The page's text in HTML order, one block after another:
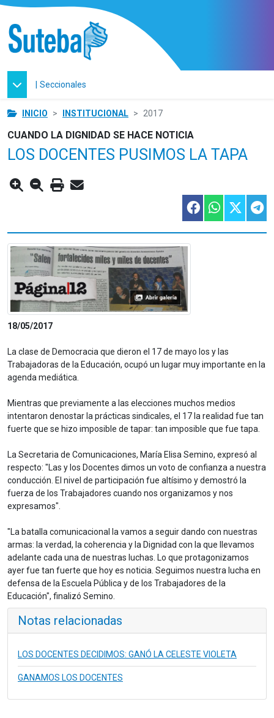
| Seccionales
INICIO INSTITUCIONAL 2017
CUANDO LA DIGNIDAD SE HACE NOTICIA
LOS DOCENTES PUSIMOS LA TAPA
18/05/2017
La clase de Democracia que dieron el 17 de mayo los y las
Trabajadoras de la Educación, ocupó un lugar muy importante en la
agenda mediática.
Mientras que previamente a las elecciones muchos medios
intentaron denostar la prácticas sindicales, el 17 la realidad fue tan
fuerte que se hizo imposible de tapar: tan imposible que fue tapa.
La Secretaria de Comunicaciones, María Elisa Semino, expresó al
respecto: "Las y los Docentes dimos un voto de confianza a nuestra
conducción. El nivel de participación fue altísimo y demostró la
fuerza de los Trabajadores cuando nos organizamos y nos
expresamos".
"La batalla comunicacional la vamos a seguir dando con nuestras
armas: la verdad, la coherencia y la Dignidad con la que llevamos
adelante cada una de nuestras luchas. Lo que protagonizamos
ayer fue tan fuerte que hoy es noticia. Seguimos nuestra lucha en
defensa de la Escuela Pública y de los Trabajadores de la
Educación", finalizó Semino.
Notas relacionadas
LOS DOCENTES DECIDIMOS: GANÓ LA CELESTE VIOLETA
GANAMOS LOS DOCENTES